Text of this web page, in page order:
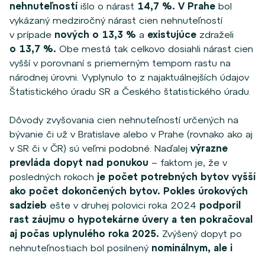
nehnuteľnostíišlo o nárast 14,7 %. V Prahe bol
vykázaný medziročný nárast cien nehnuteľností
v prípade nových o 13,3 % a existujúce zdraželi
o 13,7 %. Obe mestá tak celkovo dosiahli nárast cien
vyšší v porovnaní s priemerným tempom rastu na
národnej úrovni. Vyplynulo to z najaktuálnejších údajov
Štatistického úradu SR a Českého štatistického úradu.
Dôvody zvyšovania cien nehnuteľností určených na
bývanie či už v Bratislave alebo v Prahe (rovnako ako aj
v SR či v ČR) sú veľmi podobné. Naďalej výrazne
prevláda dopyt nad ponukou – faktom je, že v
posledných rokoch je počet potrebných bytov vyšší
ako počet dokončených bytov. Pokles úrokových
sadzieb ešte v druhej polovici roka 2024 podporil
rast záujmu o hypotekárne úvery a ten pokračoval
aj počas uplynulého roka 2025. Zvýšený dopyt po
nehnuteľnostiach bol posilnený nominálnym, ale i